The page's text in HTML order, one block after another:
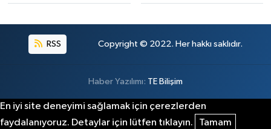
RSS Copyright © 2022. Her hakkı saklıdır.
Haber Yazılımı: TE Bilişim
En iyi site deneyimi sağlamak için çerezlerden
faydalanıyoruz. Detaylar için lütfen tıklayın.
Tamam